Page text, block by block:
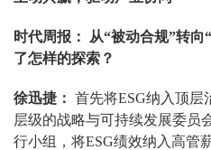
时代周报： 从“被动合规”转
了怎样的探索？
徐迅捷： 首先将ESG纳入顶层
层级的战略与可持续发展委员
行小组，将ESG绩效纳入高管